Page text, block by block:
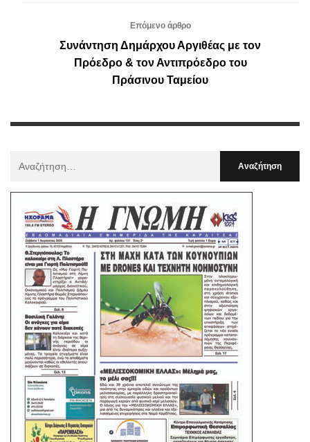
Επόμενο άρθρο
Συνάντηση Δημάρχου Αργιθέας με τον
Πρόεδρο & τον Αντιπρόεδρο του
Πράσινου Ταμείου
: